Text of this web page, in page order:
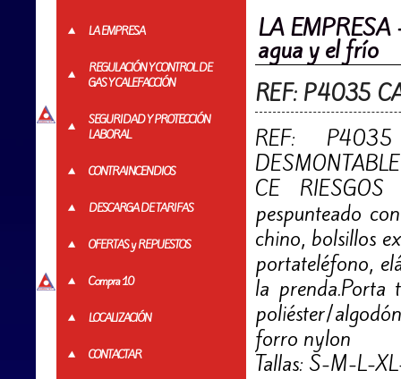
LA EMPRESA
REGULACIÓN Y CONTROL DE
GAS Y CALEFACCIÓN
SEGURIDAD Y PROTECCIÓN
LABORAL
CONTRAINCENDIOS
DESCARGA DE TARIFAS
OFERTAS y REPUESTOS
Compra 10
LOCALIZACIÓN
CONTACTAR
LA EMPRESA
agua y el frío
REF: P4035
REF: P4035
CE RIESGOS
pespunteado
chino, bolsillos
portateléfono,
la prenda.Porta
poliéster/
forro nylon
Tallas: S-M-L-